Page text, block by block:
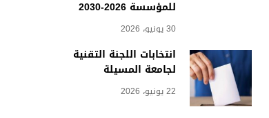
للمؤسسة 2026-2030
30 يونيو، 2026
انتخابات اللجنة التقنية
لجامعة المسيلة
22 يونيو، 2026